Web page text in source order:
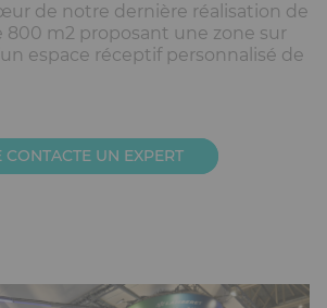
de notre dernière réalisation de
800 m2 proposant une zone sur
espace réceptif personnalisé de
CONTACTE UN EXPERT